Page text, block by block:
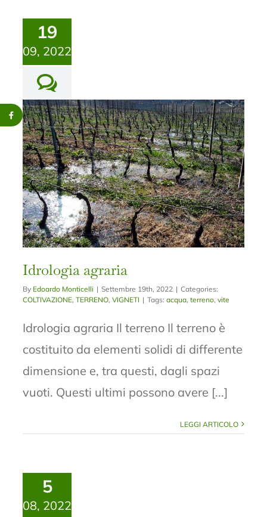
19
09, 2022
Idrologia agraria
By Edoardo Monticelli | Settembre 19th, 2022 | Categories:
COLTIVAZIONE,TERRENO,VIGNETI | Tags:acqua,terreno,vite
Idrologia agraria Il terreno Il terreno è
costituito da elementi solidi di differente
dimensione e, tra questi, dagli spazi
vuoti. Questi ultimi possono avere [...]
LEGGI ARTICOLO
5
08, 2022